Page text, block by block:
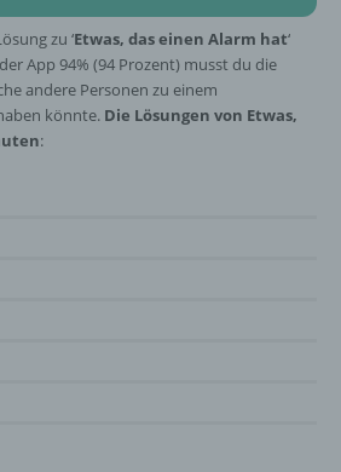
zu ‘Etwas, das einen Alarm hat‘
App 94% (94 Prozent) musst du die
andere Personen zu einem
könnte. Die Lösungen von Etwas,
: